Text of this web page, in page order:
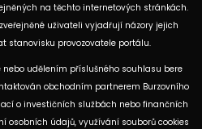
na těchto internetových stránkách.
uživateli vyjadřují názory jejich
stanovisku provozovatele portálu.
udělením příslušného souhlasu bere
obchodním partnerem Burzovního
o investičních službách nebo finančních
osobních údajů, využívání souborů cookies